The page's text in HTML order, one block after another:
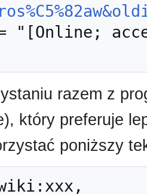
razem z
który preferuje
poniższy